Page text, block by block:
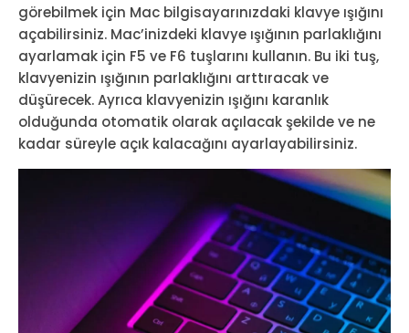
görebilmek için Mac bilgisayarınızdaki klavye ışığını
açabilirsiniz. Mac’inizdeki klavye ışığının parlaklığını
ayarlamak için F5 ve F6 tuşlarını kullanın. Bu iki tuş,
klavyenizin ışığının parlaklığını arttıracak ve
düşürecek. Ayrıca klavyenizin ışığını karanlık
olduğunda otomatik olarak açılacak şekilde ve ne
kadar süreyle açık kalacağını ayarlayabilirsiniz.